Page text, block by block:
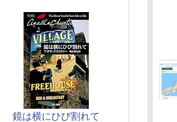
鏡は横にひび割れて